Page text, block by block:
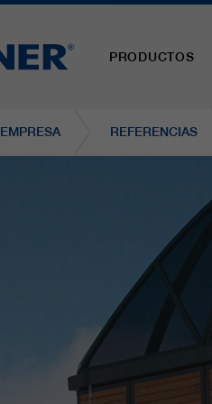
PRODUCTOS
EMPRESA REFERENCIAS